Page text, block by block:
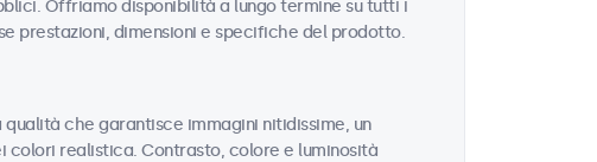
Offriamo disponibilità a lungo termine su tutti i
prestazioni, dimensioni e specifiche del prodotto.
qualità che garantisce immagini nitidissime, un
colori realistica. Contrasto, colore e luminosità